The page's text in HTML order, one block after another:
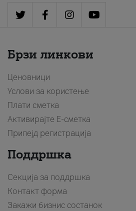
Брзи линкови
Ценовници
Услови за користење
Плати сметка
Активирајте Е-сметка
Припејд регистрација
Поддршка
Секција за поддршка
Контакт форма
Закажи бизнис состанок